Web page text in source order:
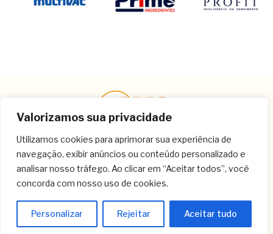
Valorizamos sua privacidade
Utilizamos cookies para aprimorar sua experiência de
navegação, exibir anúncios ou conteúdo personalizado e
analisar nosso tráfego. Ao clicar em “Aceitar todos”, você
concorda com nosso uso de cookies.
Personalizar Rejeitar Aceitar tudo
Contato
(11) 3259-8266